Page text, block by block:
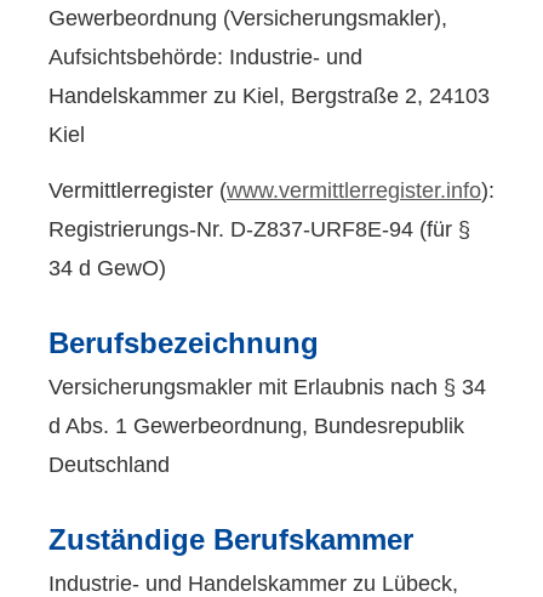
Gewerbeordnung (Ver­sicherungs­makler),
Aufsichtsbehörde: Industrie- und
Handelskammer zu Kiel, Bergstraße 2, 24103
Kiel
Vermittlerregister (www.vermittlerregister.info):
Registrierungs-Nr. D-Z837-URF8E-94 (für §
34 d GewO)
Berufsbezeichnung
Ver­sicherungs­makler mit Erlaubnis nach § 34
d Abs. 1 Gewerbeordnung, Bundesrepublik
Deutschland
Zuständige Berufskammer
Industrie- und Handelskammer zu Lübeck,